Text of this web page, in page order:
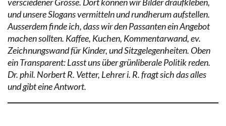
und unsere Slogans vermitteln und rundherum aufstellen.
Ausserdem finde ich, dass wir den Passanten ein Angebot
machen sollten. Kaffee, Kuchen, Kommentarwand, ev.
Zeichnungswand für Kinder, und Sitzgelegenheiten. Oben
ein Transparent: Lasst uns über grünliberale Politik reden.
Dr. phil. Norbert R. Vetter, Lehrer i. R. fragt sich das alles
und gibt eine Antwort.